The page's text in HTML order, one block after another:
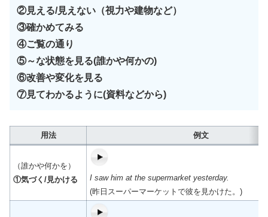
②見える/見えない（視力や建物など）
③確かめてみる
④ご覧の通り
⑤～な状態を見る(誰かや何かの)
⑥改善や変化を見る
⑦見てわかるように(資料などから)
用法 例文
（誰かや何かを）
①気づく/見かける
I saw him at the supermarket yesterday.
(昨日スーパーマーケットで彼を見かけた。)